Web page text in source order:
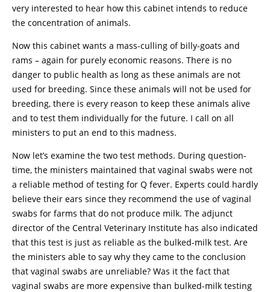
very interested to hear how this cabinet intends to reduce
the concentration of animals.
Now this cabinet wants a mass-culling of billy-goats and
rams – again for purely economic reasons. There is no
danger to public health as long as these animals are not
used for breeding. Since these animals will not be used for
breeding, there is every reason to keep these animals alive
and to test them individually for the future. I call on all
ministers to put an end to this madness.
Now let’s examine the two test methods. During question-
time, the ministers maintained that vaginal swabs were not
a reliable method of testing for Q fever. Experts could hardly
believe their ears since they recommend the use of vaginal
swabs for farms that do not produce milk. The adjunct
director of the Central Veterinary Institute has also indicated
that this test is just as reliable as the bulked-milk test. Are
the ministers able to say why they came to the conclusion
that vaginal swabs are unreliable? Was it the fact that
vaginal swabs are more expensive than bulked-milk testing